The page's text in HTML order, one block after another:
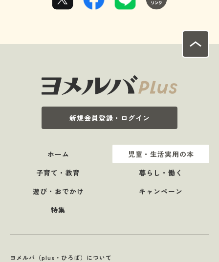
新規会員登録・ログイン
ホーム
児童・生活実用の本
子育て・教育
暮らし・働く
遊び・おでかけ
キャンペーン
特集
ヨメルバ（plus・ひろば）について